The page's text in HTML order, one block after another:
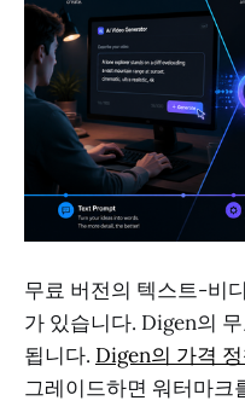
무료 버전의 텍스트-비
가 있습니다. Digen의
됩니다. Digen의 가격
그레이드하면 워터마크